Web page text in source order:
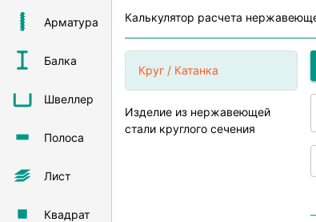
Арматура
Балка
Швеллер
Полоса
Лист
Квадрат
Калькулятор расчета
Круг / Катанка
Изделие из нержавеющей
стали круглого сечения